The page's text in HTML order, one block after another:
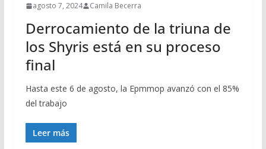
agosto 7, 2024 Camila Becerra
Derrocamiento de la triuna de
los Shyris está en su proceso
final
Hasta este 6 de agosto, la Epmmop avanzó con el 85%
del trabajo
Leer más